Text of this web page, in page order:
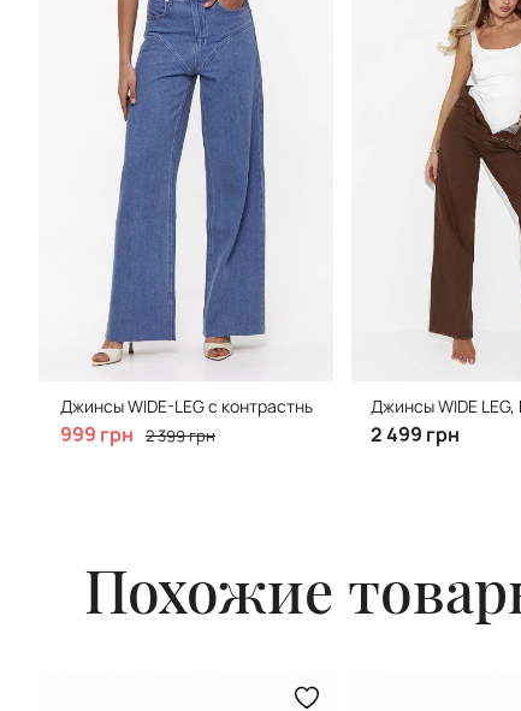
Джинсы WIDE-LEG с контрастными швами, Soft Indigo
999 грн 2 399 грн
Джинсы WIDE
2 499 грн
Похожие